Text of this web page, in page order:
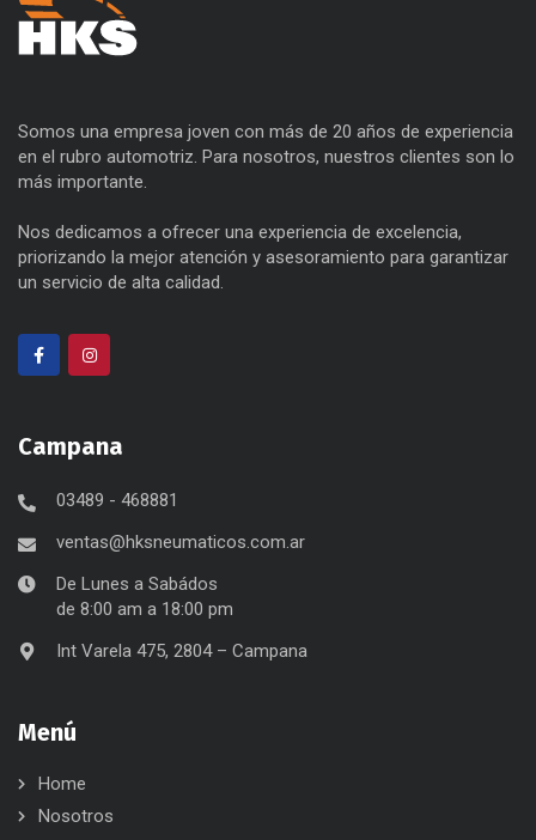
Somos una empresa joven con más de 20 años de experiencia
en el rubro automotriz. Para nosotros, nuestros clientes son lo
más importante.
Nos dedicamos a ofrecer una experiencia de excelencia,
priorizando la mejor atención y asesoramiento para garantizar
un servicio de alta calidad.
Campana
03489 - 468881
ventas@hksneumaticos.com.ar
De Lunes a Sabádos
de 8:00 am a 18:00 pm
Int Varela 475, 2804 – Campana
Menú
Home
Nosotros